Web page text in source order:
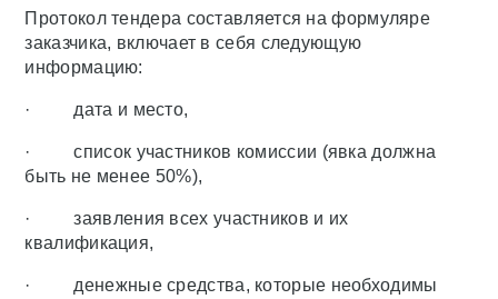
Протокол тендера составляется на формуляре
заказчика, включает в себя следующую
информацию:
· дата и место,
· список участников комиссии (явка должна
быть не менее 50%),
· заявления всех участников и их
квалификация,
· денежные средства, которые необходимы